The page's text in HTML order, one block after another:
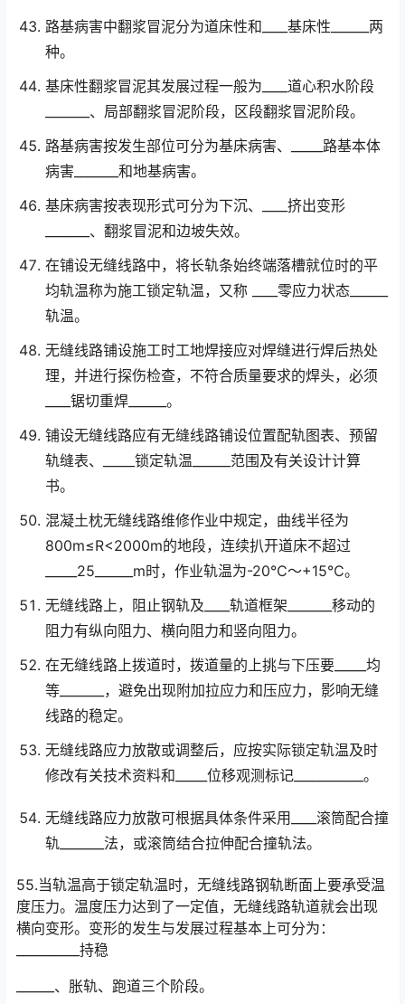
路基病害中翻浆冒泥分为道床性和____基床性______两
种。
基床性翻浆冒泥其发展过程一般为____道心积水阶段
_______、局部翻浆冒泥阶段，区段翻浆冒泥阶段。
路基病害按发生部位可分为基床病害、_____路基本体
病害_______和地基病害。
基床病害按表现形式可分为下沉、____挤出变形
_______、翻浆冒泥和边坡失效。
在铺设无缝线路中，将长轨条始终端落槽就位时的平
均轨温称为施工锁定轨温，又称 ____零应力状态______
轨温。
无缝线路铺设施工时工地焊接应对焊缝进行焊后热处
理，并进行探伤检查，不符合质量要求的焊头，必须
____锯切重焊______。
铺设无缝线路应有无缝线路铺设位置配轨图表、预留
轨缝表、_____锁定轨温______范围及有关设计计算
书。
混凝土枕无缝线路维修作业中规定，曲线半径为
800m≤R<2000m的地段，连续扒开道床不超过
_____25______m时，作业轨温为-20℃～+15℃。
无缝线路上，阻止钢轨及____轨道框架_______移动的
阻力有纵向阻力、横向阻力和竖向阻力。
在无缝线路上拨道时，拨道量的上挑与下压要_____均
等_______，避免出现附加拉应力和压应力，影响无缝
线路的稳定。
无缝线路应力放散或调整后，应按实际锁定轨温及时
修改有关技术资料和_____位移观测标记___________。
无缝线路应力放散可根据具体条件采用____滚筒配合撞
轨_______法，或滚筒结合拉伸配合撞轨法。
55.当轨温高于锁定轨温时，无缝线路钢轨断面上要承受温
度压力。温度压力达到了一定值，无缝线路轨道就会出现
横向变形。变形的发生与发展过程基本上可分为：
__________持稳󠅅󠅃󠄵󠅂󠄪󠇖󠆨󠆨󠇕󠆞󠆒󠅬󠇘󠆭󠆘󠇙󠆝󠅵󠇗󠆭󠆁󠄐󠇗󠅹󠅸󠇖󠆍󠅳󠇖󠅹󠅰󠇖󠆌󠅹
______、胀轨、跑道三个阶段。